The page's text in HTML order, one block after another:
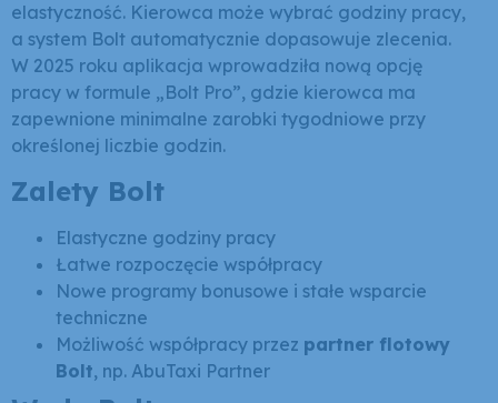
elastyczność. Kierowca może wybrać godziny pracy,
a system Bolt automatycznie dopasowuje zlecenia.
W 2025 roku aplikacja wprowadziła nową opcję
pracy w formule „Bolt Pro”, gdzie kierowca ma
zapewnione minimalne zarobki tygodniowe przy
określonej liczbie godzin.
Zalety Bolt
Elastyczne godziny pracy
Łatwe rozpoczęcie współpracy
Nowe programy bonusowe i stałe wsparcie
techniczne
Możliwość współpracy przez partner flotowy
Bolt, np. AbuTaxi Partner